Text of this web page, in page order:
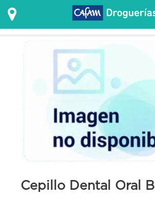
Cepillo Dental Oral B